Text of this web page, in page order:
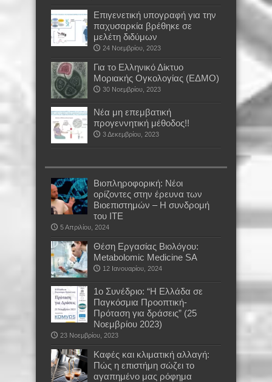
Επιγενετική υπογραφή για την
παχυσαρκία βρέθηκε σε
μελέτη διδύμων
24 Νοεμβρίου, 2023
Για το Ελληνικό Δίκτυο
Μοριακής Ογκολογίας (ΕΔΜΟ)
30 Νοεμβρίου, 2023
Νέα μη επεμβατική
προγεννητική μέθοδος!!
3 Δεκεμβρίου, 2023
Βιοπληροφορική: Νέοι
ορίζοντες στην έρευνα των
Βιοεπιστημών – Η συνδρομή
του ΙΤΕ
5 Απριλίου, 2024
Θέση Εργασίας Βιολόγου:
Metabolomic Medicine SA
12 Ιανουαρίου, 2024
1ο Συνέδριο: “Η Ελλάδα σε
Παγκόσμια Προοπτική-
Πρόταση για δράσεις” (25
Νοεμβρίου 2023)
23 Νοεμβρίου, 2023
Καφές και κλιματική αλλαγή:
Πώς η επιστήμη σώζει το
αγαπημένο μας ρόφημα